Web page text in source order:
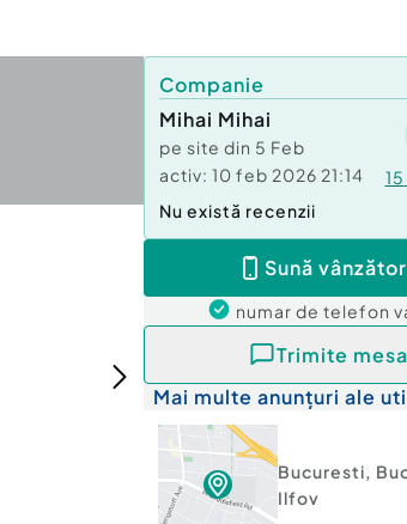
Companie
Mihai Mihai
pe site din 5 Feb
activ: 10 feb 2026 21:14
15
Nu există recenzii
Sună
numar de telefon
Trimite
Mai multe anunțuri ale
Bucuresti,
Ilfov